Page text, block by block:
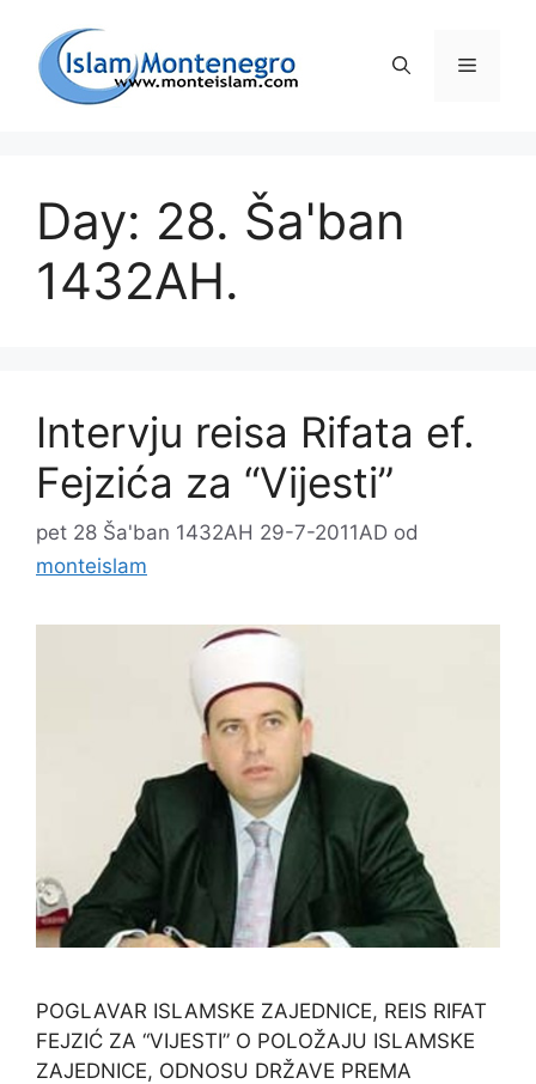
sadržaj
Day: 28. Ša'ban
1432AH.
Intervju reisa Rifata ef.
Fejzića za “Vijesti”
pet 28 Ša'ban 1432AH 29-7-2011AD od
monteislam
POGLAVAR ISLAMSKE ZAJEDNICE, REIS RIFAT
FEJZIĆ ZA “VIJESTI” O POLOŽAJU ISLAMSKE
ZAJEDNICE, ODNOSU DRŽAVE PREMA